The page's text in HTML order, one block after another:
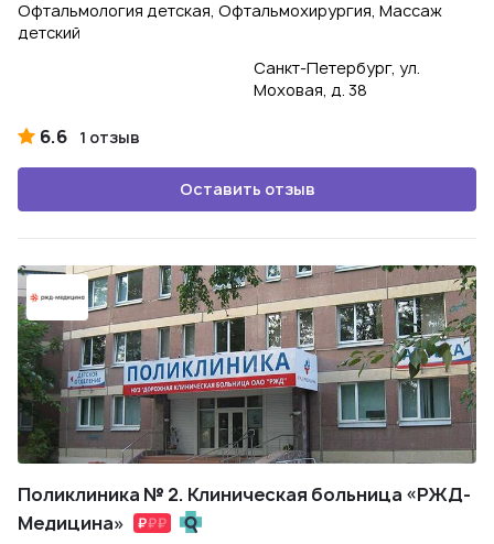
Офтальмология детская, Офтальмохирургия, Массаж
детский
Санкт-Петербург, ул.
Моховая, д. 38
6.6 1 отзыв
Оставить отзыв
Поликлиника № 2. Клиническая больница «РЖД-
Медицина»